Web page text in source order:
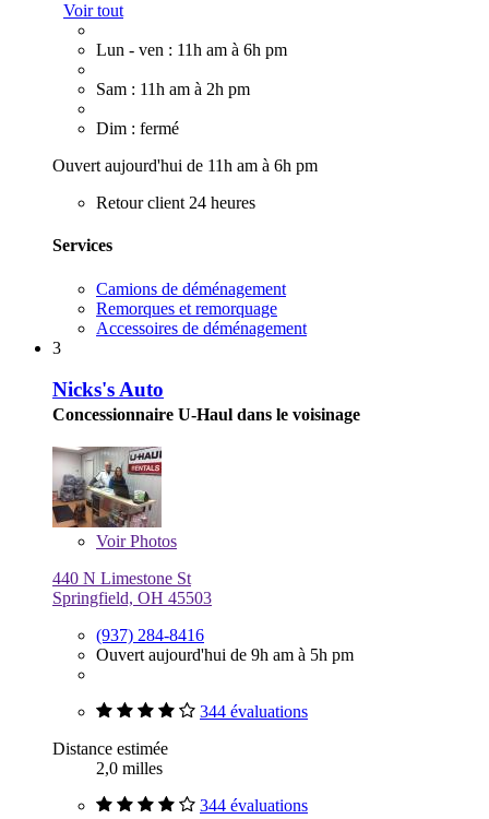
Voir tout
Lun - ven : 11h am à 6h pm
Sam : 11h am à 2h pm
Dim : fermé
Ouvert aujourd'hui de 11h am à 6h pm
Retour client 24 heures
Services
Camions de déménagement
Remorques et remorquage
Accessoires de déménagement
3
Nicks's Auto
Concessionnaire U-Haul dans le voisinage
VoirPhotos
440 N Limestone St
Springfield, OH 45503
(937) 284-8416
Ouvert aujourd'hui de 9h am à 5h pm
344 évaluations
Distance estimée
2,0 milles
344 évaluations